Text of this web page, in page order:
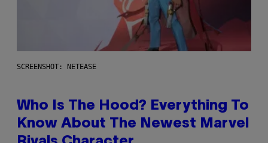
SCREENSHOT: NETEASE
Who Is The Hood? Everything To
Know About The Newest Marvel